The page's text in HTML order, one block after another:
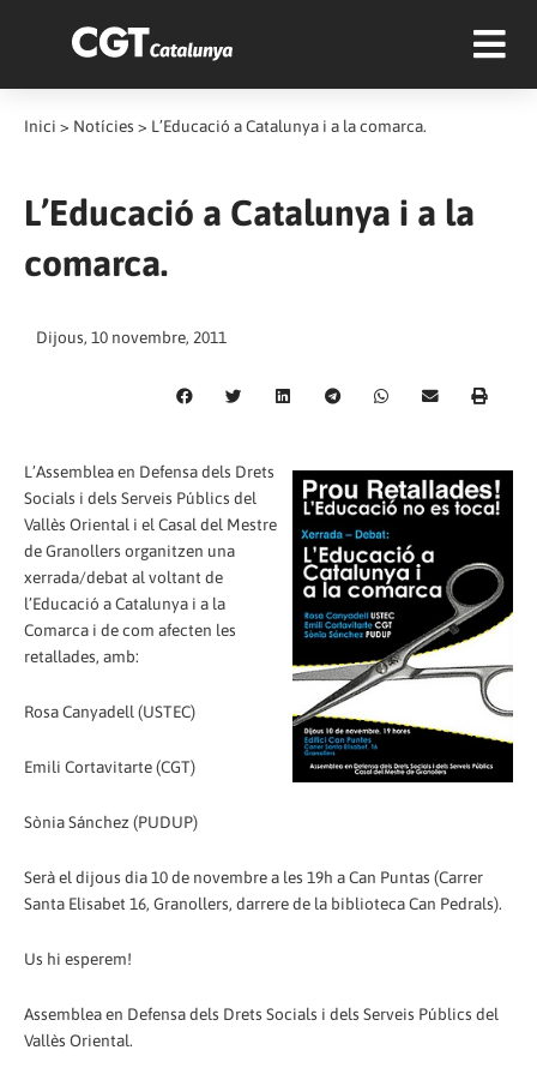
Inici > Notícies > L’Educació a Catalunya i a la comarca.
L’Educació a Catalunya i a la
comarca.
Dijous, 10 novembre, 2011
L’Assemblea en Defensa dels Drets
Socials i dels Serveis Públics del
Vallès Oriental i el Casal del Mestre
de Granollers organitzen una
xerrada/debat al voltant de
l’Educació a Catalunya i a la
Comarca i de com afecten les
retallades, amb:
Rosa Canyadell (USTEC)
Emili Cortavitarte (CGT)
Sònia Sánchez (PUDUP)
Serà el dijous dia 10 de novembre a les 19h a Can Puntas (Carrer
Santa Elisabet 16, Granollers, darrere de la biblioteca Can Pedrals).
Us hi esperem!
Assemblea en Defensa dels Drets Socials i dels Serveis Públics del
Vallès Oriental.